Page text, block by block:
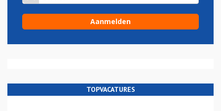
TOPVACATURES